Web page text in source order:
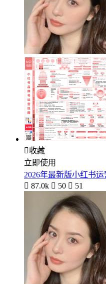
收藏
立即使用
2026年最新版小红书运
 87.0k  50  51